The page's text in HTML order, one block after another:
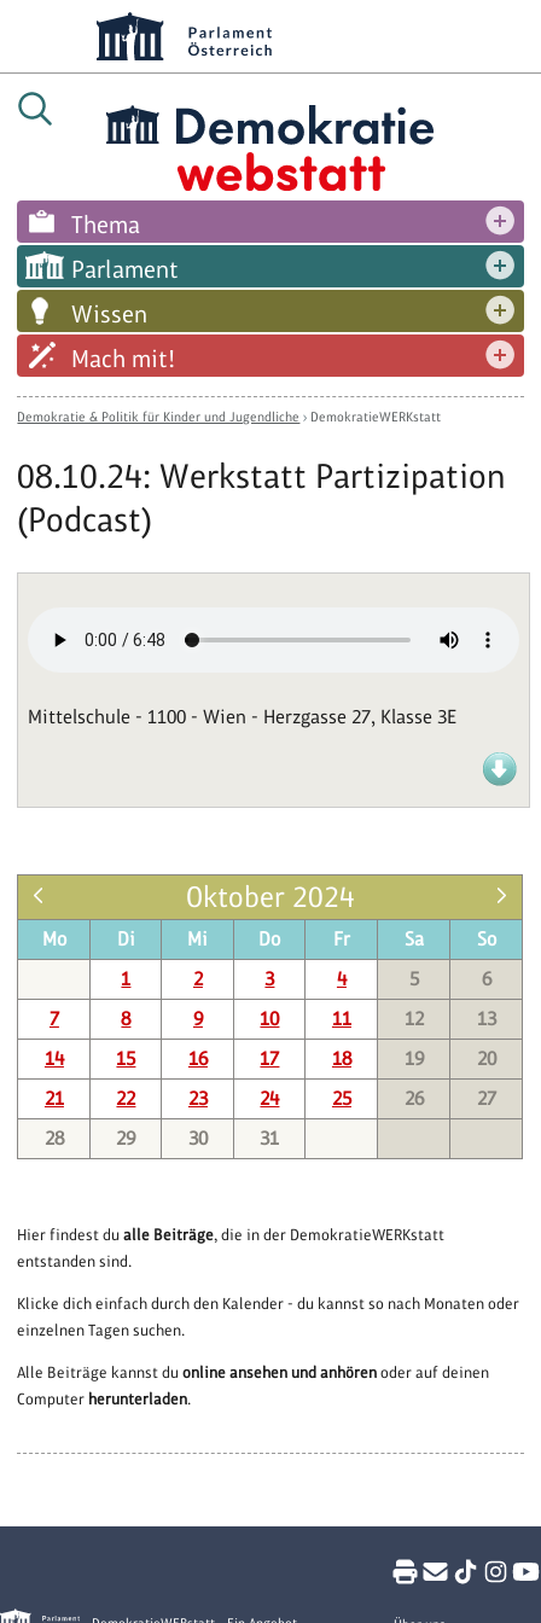
Thema
Parlament
Wissen
Mach mit!
Demokratie & Politik für Kinder und Jugendliche › DemokratieWERKstatt
08.10.24: Werkstatt Partizipation
(Podcast)
Mittelschule - 1100 - Wien - Herzgasse 27, Klasse 3E
Oktober 2024
Mo Di Mi Do Fr Sa
So
1
2 3 4 5
6
7
8 9 10 11 12
13
14
15 16 17 18 19
20
21
22 23 24 25 26
27
28
29 30 31
Hier findest dualle Beiträge, die in der DemokratieWERKstatt
entstanden sind.
Klicke dich einfach durch den Kalender - du kannst so nach Monaten oder
einzelnen Tagen suchen.
Alle Beiträge kannst duonline ansehen und anhören oder auf deinen
Computer herunterladen.